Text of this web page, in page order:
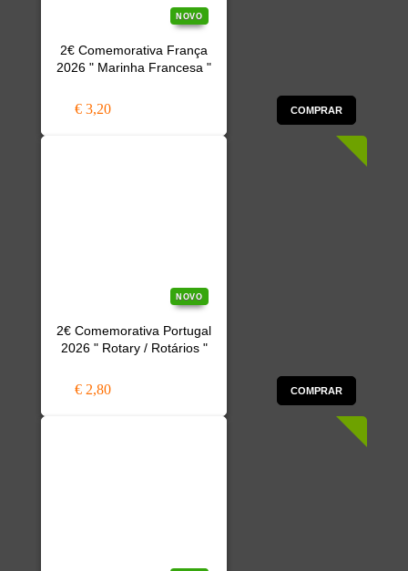
NOVO
2€ Comemorativa França
2026 " Marinha Francesa "
€ 3,20 COMPRAR
NOVO
2€ Comemorativa Portugal
2026 " Rotary / Rotários "
€ 2,80 COMPRAR